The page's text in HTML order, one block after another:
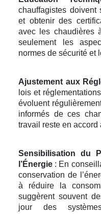
chauffagistes
et obtenir des
avec les chaudières
seulement les
normes de sécurité et
Ajustement aux
lois et
évoluent
informés de ces
travail reste en
Sensibilisation du
l’Énergie : En
conservation de
à réduire la
suggèrent souvent
jour des